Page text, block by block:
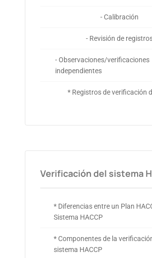
- Calibración
- Revisión de
- Observaciones/verificaciones
independientes
* Registros de verificación
Verificación del sistema
* Diferencias entre un Plan
Sistema HACCP
* Componentes de la
sistema HACCP